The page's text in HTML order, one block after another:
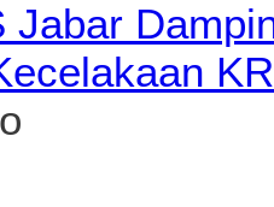
Jabar